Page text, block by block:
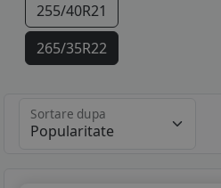
255/40R21
265/35R22
Sortare dupa